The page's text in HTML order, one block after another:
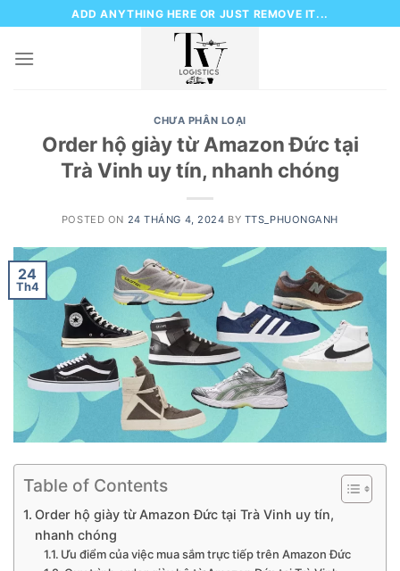
to
content
ADD ANYTHING HERE OR JUST REMOVE IT...
CHƯA PHÂN LOẠI
Order hộ giày từ Amazon Đức tại
Trà Vinh uy tín, nhanh chóng
POSTED ON 24 THÁNG 4, 2024 BY TTS_PHUONGANH
24
Th4
Table of Contents
Order hộ giày từ Amazon Đức tại Trà Vinh uy tín,
nhanh chóng
Ưu điểm của việc mua sắm trực tiếp trên Amazon Đức